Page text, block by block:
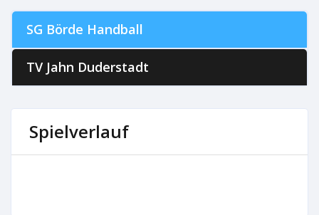
SG Börde Handball
TV Jahn Duderstadt
Spielverlauf